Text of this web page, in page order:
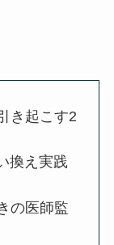
き起こす2
換え実践
の医師監